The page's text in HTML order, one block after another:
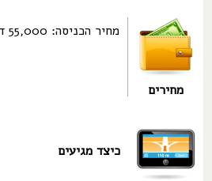
מחירים
מחיר הכניסה: 55,000 דונג (כ-3.5 דולר).
כיצד מגיעים